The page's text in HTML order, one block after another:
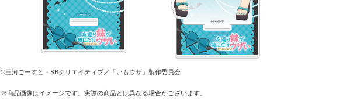
©三河ごーすと・SBクリエイティブ／「いもウザ」製作委員会
※商品画像はイメージです。実際の商品とは異なる場合がございます。